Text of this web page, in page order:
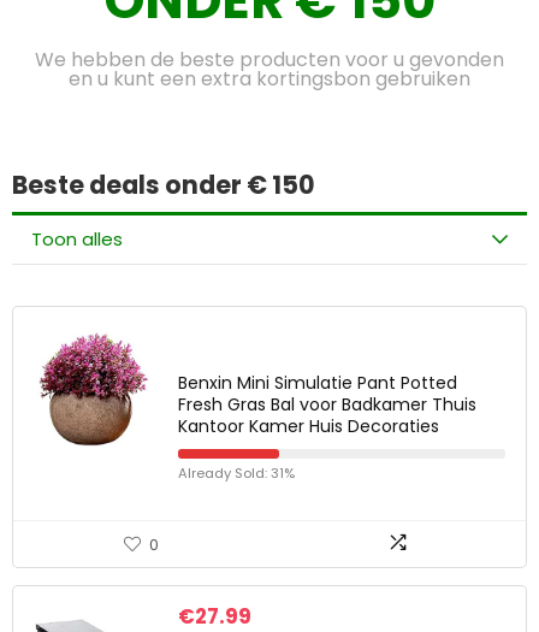
We hebben de beste producten voor u gevonden
en u kunt een extra kortingsbon gebruiken
Beste deals onder € 150
Toon alles
Benxin Mini Simulatie Pant Potted
Fresh Gras Bal voor Badkamer Thuis
Kantoor Kamer Huis Decoraties
Already Sold: 31%
0
€27.99